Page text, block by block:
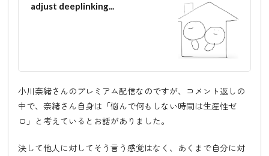
adjust deeplinking...
小川奈緒さんのプレミアム配信なのですが、コメント返しの
中で、奈緒さん自身は「悩んで何もしない時間は生産性ゼ
ロ」と考えているとお話がありました。
決して他人に対してそう言う感覚はなく、あくまで自分に対